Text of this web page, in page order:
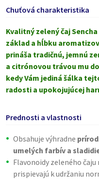
Chuťová charakteristika
Kvalitný zelený čaj
základ a hĺbku
prináša tradičnú, jemnú
a citrónovou trávou mu
kedy Vám jediná šálka
radosti a upokojujúcej
Prednosti a vlastnosti
Obsahuje výhradne
umelých farbív a
Flavonoidy zeleného
prispievajú k udržaniu